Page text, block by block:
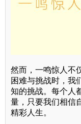
然而，一鸣惊人不
困难与挑战时，我
知的挑战。每个人
量，只要我们相信
精彩人生。